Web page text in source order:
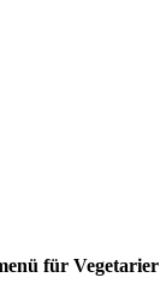
für Vegetarier